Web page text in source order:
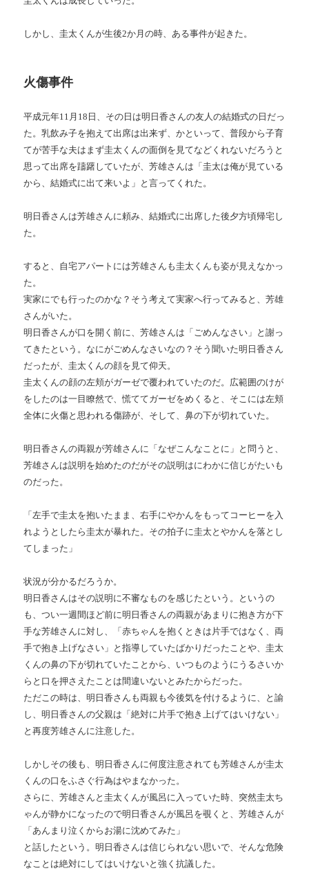
しかし、圭太くんが生後2か月の時、ある事件が起きた。
火傷事件
平成元年11月18日、その日は明日香さんの友人の結婚式の日だっ
た。乳飲み子を抱えて出席は出来ず、かといって、普段から子育
てが苦手な夫はまず圭太くんの面倒を見てなどくれないだろうと
思って出席を躊躇していたが、芳雄さんは「圭太は俺が見ている
から、結婚式に出て来いよ」と言ってくれた。
明日香さんは芳雄さんに頼み、結婚式に出席した後夕方頃帰宅し
た。
すると、自宅アパートには芳雄さんも圭太くんも姿が見えなかっ
た。
実家にでも行ったのかな？そう考えて実家へ行ってみると、芳雄
さんがいた。
明日香さんが口を開く前に、芳雄さんは「ごめんなさい」と謝っ
てきたという。なにがごめんなさいなの？そう聞いた明日香さん
だったが、圭太くんの顔を見て仰天。
圭太くんの顔の左頬がガーゼで覆われていたのだ。広範囲のけが
をしたのは一目瞭然で、慌ててガーゼをめくると、そこには左頬
全体に火傷と思われる傷跡が、そして、鼻の下が切れていた。
明日香さんの両親が芳雄さんに「なぜこんなことに」と問うと、
芳雄さんは説明を始めたのだがその説明はにわかに信じがたいも
のだった。
「左手で圭太を抱いたまま、右手にやかんをもってコーヒーを入
れようとしたら圭太が暴れた。その拍子に圭太とやかんを落とし
てしまった」
状況が分かるだろうか。
明日香さんはその説明に不審なものを感じたという。というの
も、つい一週間ほど前に明日香さんの両親があまりに抱き方が下
手な芳雄さんに対し、「赤ちゃんを抱くときは片手ではなく、両
手で抱き上げなさい」と指導していたばかりだったことや、圭太
くんの鼻の下が切れていたことから、いつものようにうるさいか
らと口を押さえたことは間違いないとみたからだった。
ただこの時は、明日香さんも両親も今後気を付けるように、と諭
し、明日香さんの父親は「絶対に片手で抱き上げてはいけない」
と再度芳雄さんに注意した。
しかしその後も、明日香さんに何度注意されても芳雄さんが圭太
くんの口をふさぐ行為はやまなかった。
さらに、芳雄さんと圭太くんが風呂に入っていた時、突然圭太ち
ゃんが静かになったので明日香さんが風呂を覗くと、芳雄さんが
「あんまり泣くからお湯に沈めてみた」
と話したという。明日香さんは信じられない思いで、そんな危険
なことは絶対にしてはいけないと強く抗議した。